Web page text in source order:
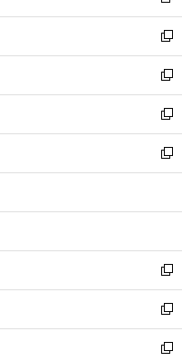
開
く
ウ
で
開
く
ン
ド
ウ
で
開
く
し
い
ウ
ィ
ン
ド
ウ
で
開
新
し
い
ウ
ィ
ン
ド
ウ
開
新
し
い
ウ
ィ
ン
ウ
開
く
新
し
い
ウ
ン
ウ
で
開
く
新
し
ウ
ン
ド
ウ
で
開
く
新
し
い
ウ
ィ
新
し
い
新